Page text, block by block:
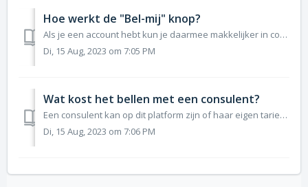
Hoe werkt de "Bel-mij" knop?
Als je een account hebt kun je daarmee makkelijker in contact komen met consulenten. Je hebt het vast al eens gezien, de "Bel-mij" knop. Je vraagt...
Di, 15 Aug, 2023 om 7:05 PM
Wat kost het bellen met een consulent?
Een consulent kan op dit platform zijn of haar eigen tarief per minuut aangeven. Een direct antwoord is er daarom niet. Er zijn twee manieren waarop je kunt...
Di, 15 Aug, 2023 om 7:06 PM